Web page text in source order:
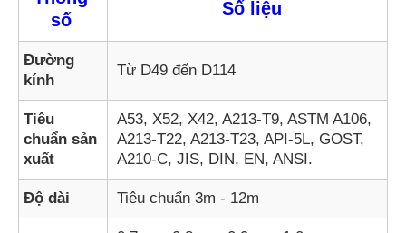
số
Số liệu
Đường
kính
Từ D49 đến D114
Tiêu
chuẩn sản
xuất
A53, X52, X42, A213-T9, ASTM A106,
A213-T22, A213-T23, API-5L, GOST,
A210-C, JIS, DIN, EN, ANSI.
Độ dài Tiêu chuẩn 3m - 12m